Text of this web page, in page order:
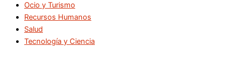
Ocio y Turismo
Recursos Humanos
Salud
Tecnología y Ciencia